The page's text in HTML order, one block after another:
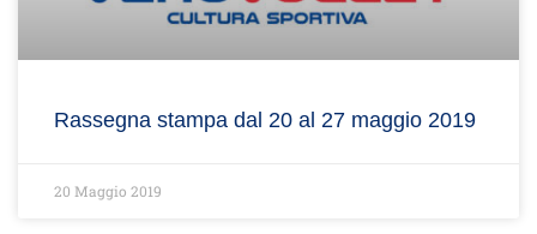
Rassegna stampa dal 20 al 27 maggio 2019
20 Maggio 2019